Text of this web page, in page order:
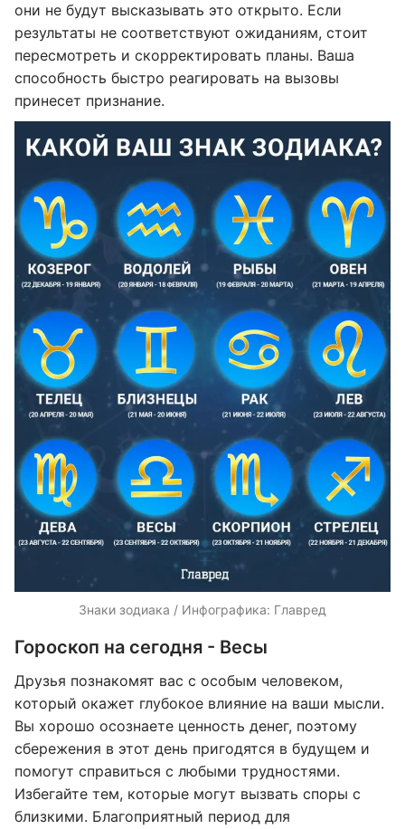
они не будут высказывать это открыто. Если
результаты не соответствуют ожиданиям, стоит
пересмотреть и скорректировать планы. Ваша
способность быстро реагировать на вызовы
принесет признание.
Знаки зодиака / Инфографика: Главред
Гороскоп на сегодня - Весы
Друзья познакомят вас с особым человеком,
который окажет глубокое влияние на ваши мысли.
Вы хорошо осознаете ценность денег, поэтому
сбережения в этот день пригодятся в будущем и
помогут справиться с любыми трудностями.
Избегайте тем, которые могут вызвать споры с
близкими. Благоприятный период для